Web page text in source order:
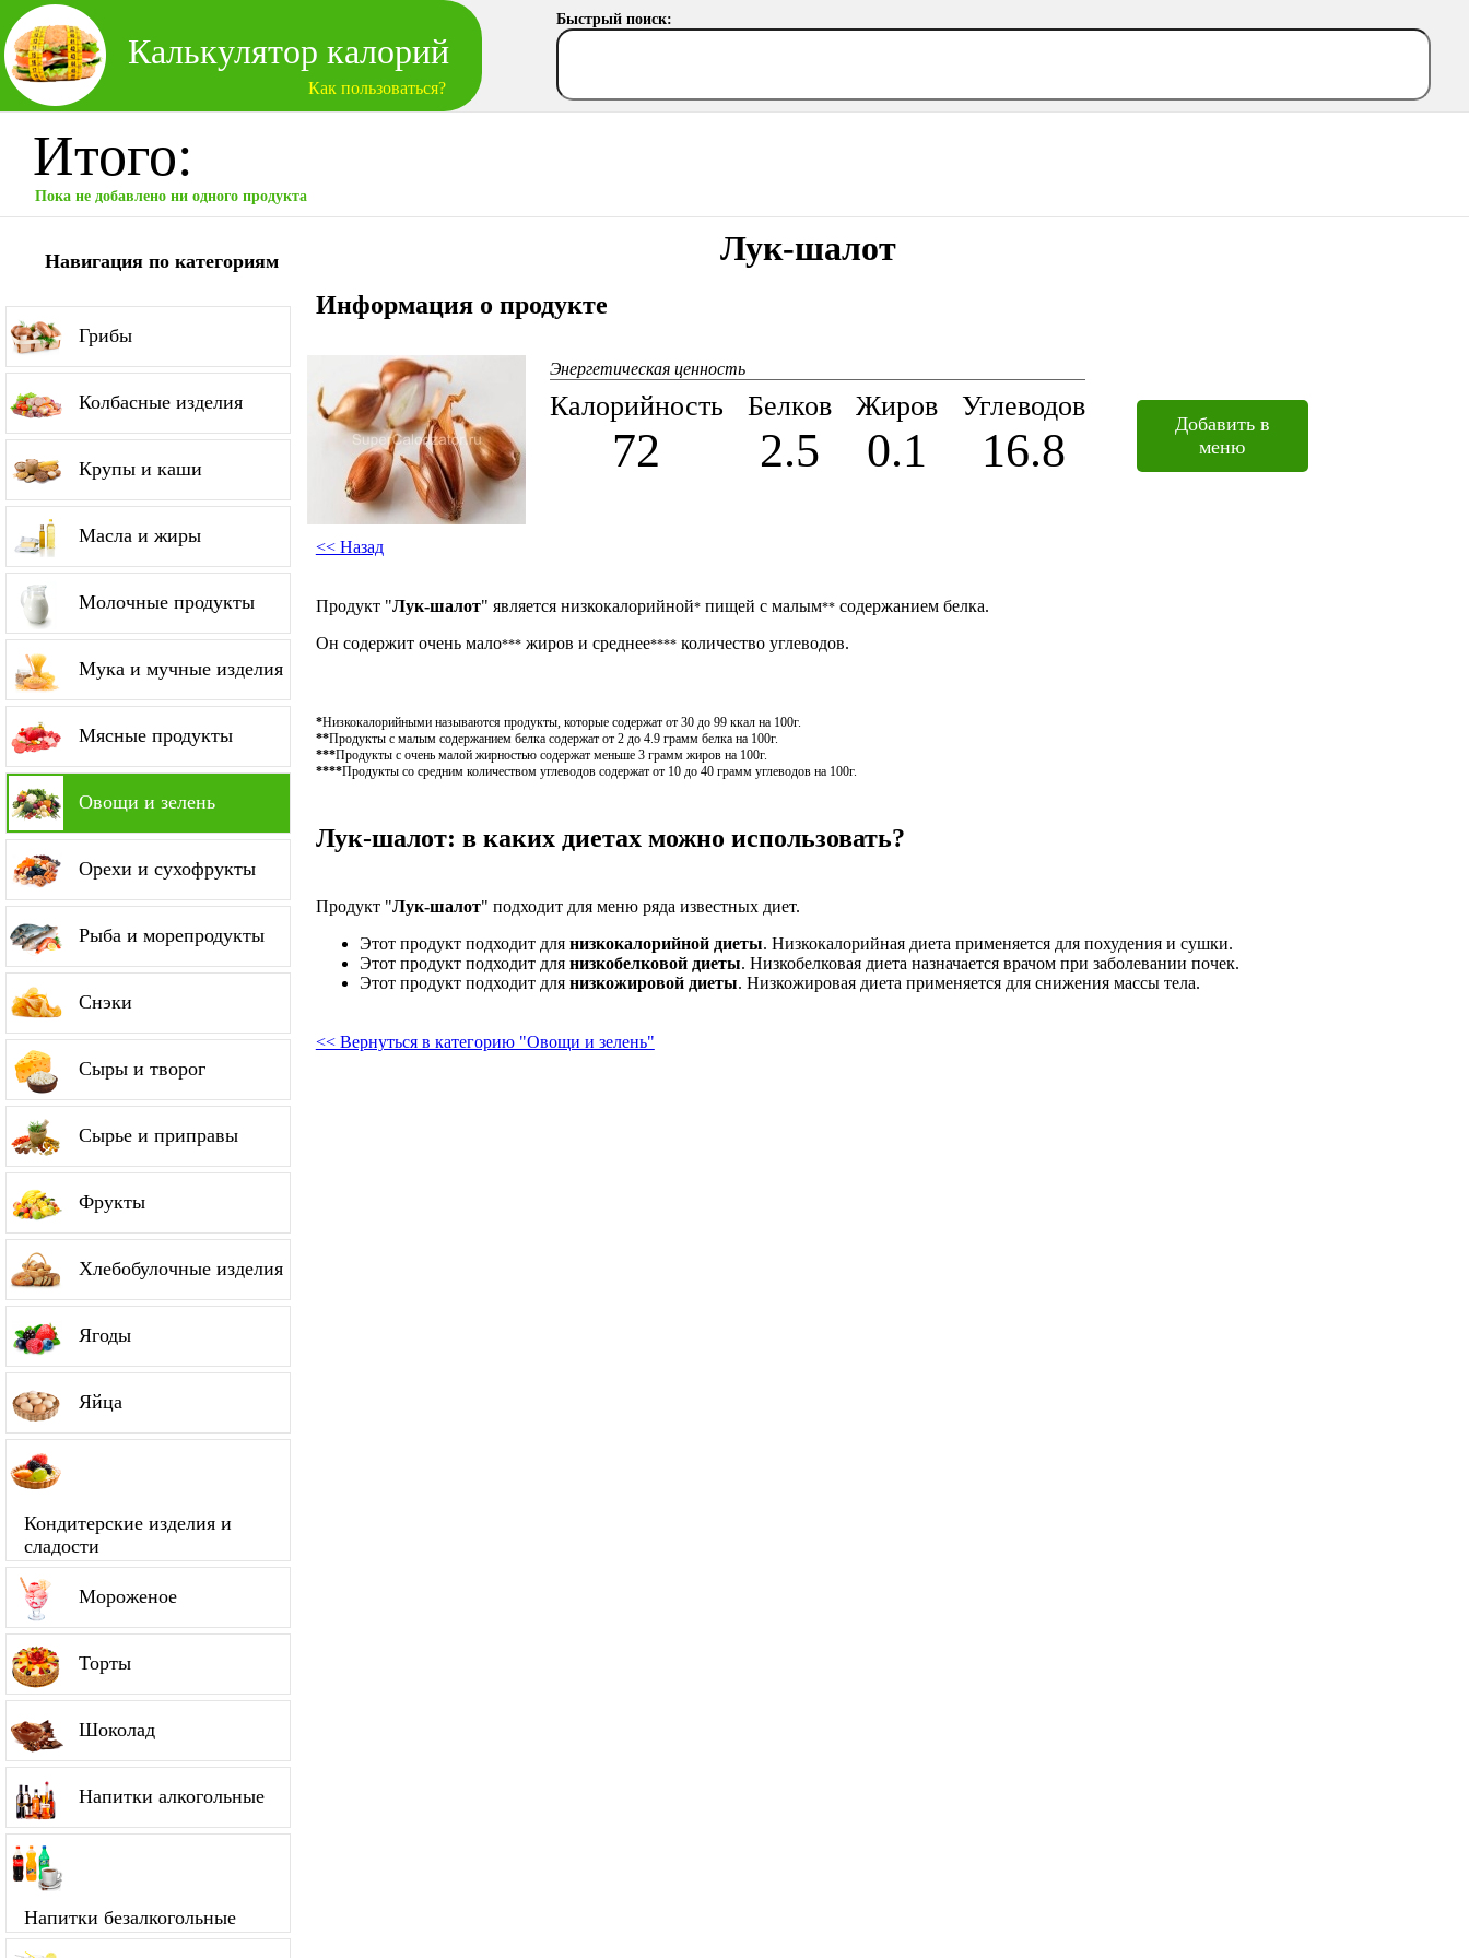
Калькулятор калорий
Как пользоваться?
Быстрый поиск:
Итого:
Пока не добавлено ни одного продукта
Навигация по категориям
Грибы
Колбасные изделия
Крупы и каши
Масла и жиры
Молочные продукты
Мука и мучные изделия
Мясные продукты
Овощи и зелень
Орехи и сухофрукты
Рыба и морепродукты
Снэки
Сыры и творог
Сырье и приправы
Фрукты
Хлебобулочные изделия
Ягоды
Яйца
Кондитерские изделия и
сладости
Мороженое
Торты
Шоколад
Напитки алкогольные
Напитки безалкогольные
Лук-шалот
Информация о продукте
Калорийность
Энергетическая ценность
72
Белков
2.5
Жиров
0.1
Углеводов
16.8
Добавить в
меню
<< Назад
Продукт "Лук-шалот" является низкокалорийной*пищей с малым**содержанием белка.
Он содержит очень мало***жиров и среднее****количество углеводов.
*Низкокалорийными называются продукты, которые содержат от 30 до 99 ккал на 100г.
**Продукты с малым содержанием белка содержат от 2 до 4.9 грамм белка на 100г.
***Продукты с очень малой жирностью содержат меньше 3 грамм жиров на 100г.
****Продукты со средним количеством углеводов содержат от 10 до 40 грамм углеводов на 100г.
Лук-шалот: в каких диетах можно использовать?
Продукт "Лук-шалот" подходит для меню ряда известных диет.
Этот продукт подходит для низкокалорийной диеты. Низкокалорийная диета применяется для похудения и сушки.
Этот продукт подходит для низкобелковой диеты. Низкобелковая диета назначается врачом при заболевании почек.
Этот продукт подходит для низкожировой диеты. Низкожировая диета применяется для снижения массы тела.
<< Вернуться в категорию "Овощи и зелень"